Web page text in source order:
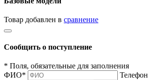
Товар добавлен в сравнение
Сообщить о поступление
* Поля, обязательные для заполнения
ФИО* Телефон